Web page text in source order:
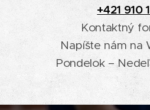
📞 +421 910
📩 Kontaktný
💬 Napíšte nám na
🕐 Pondelok –